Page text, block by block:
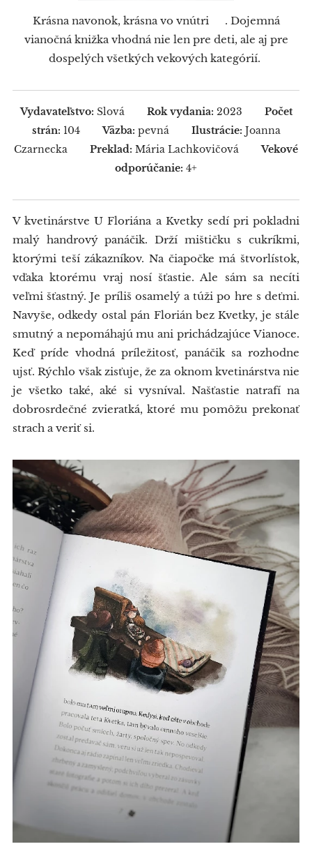
Krásna navonok, krásna vo vnútri ❤️. Dojemná
vianočná knižka vhodná nie len pre deti, ale aj pre
dospelých všetkých vekových kategórií.
Vydavateľstvo: Slová Rok vydania: 2023 Počet
strán: 104Väzba: pevná Ilustrácie: Joanna
Czarnecka Preklad: Mária LachkovičováVekové
odporúčanie: 4+
V kvetinárstve U Floriána a Kvetky sedí pri pokladni
malý handrový panáčik. Drží mištičku s cukríkmi,
ktorými teší zákazníkov. Na čiapočke má štvorlístok,
vďaka ktorému vraj nosí šťastie. Ale sám sa necíti
veľmi šťastný. Je príliš osamelý a túži po hre s deťmi.
Navyše, odkedy ostal pán Florián bez Kvetky, je stále
smutný a nepomáhajú mu ani prichádzajúce Vianoce.
Keď príde vhodná príležitosť, panáčik sa rozhodne
ujsť. Rýchlo však zisťuje, že za oknom kvetinárstva nie
je všetko také, aké si vysníval. Našťastie natrafí na
dobrosrdečné zvieratká, ktoré mu pomôžu prekonať
strach a veriť si.